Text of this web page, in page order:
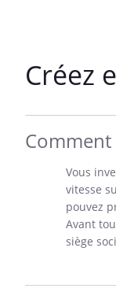
Créez
Vous
vitesse
pouvez
Avant
siège